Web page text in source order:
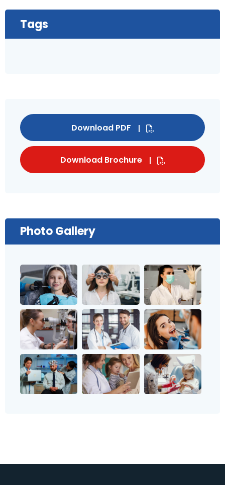
Tags
Download PDF
Download Brochure
Photo Gallery